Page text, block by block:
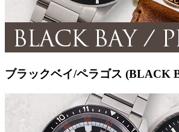
ブラックベイ/ペラゴス (BLACK